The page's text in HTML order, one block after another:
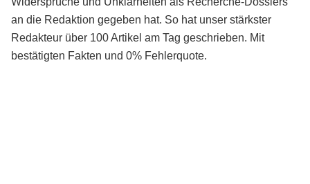
an die Redaktion gegeben hat. So hat unser stärkster
Redakteur über 100 Artikel am Tag geschrieben. Mit
bestätigten Fakten und 0% Fehlerquote.